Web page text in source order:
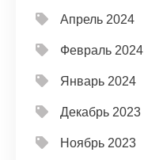
Апрель 2024
Февраль 2024
Январь 2024
Декабрь 2023
Ноябрь 2023